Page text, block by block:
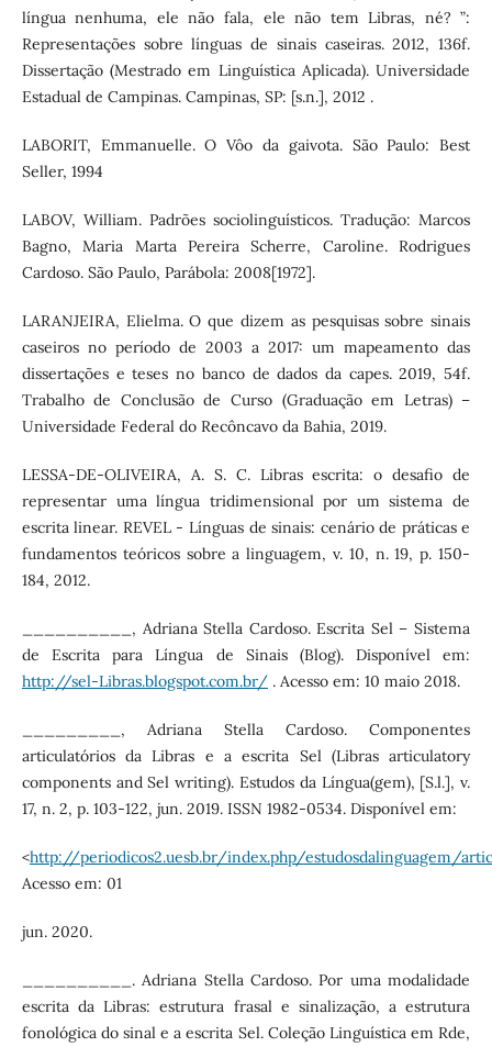
língua nenhuma, ele não fala, ele não tem Libras, né? ”:
Representações sobre línguas de sinais caseiras. 2012, 136f.
Dissertação (Mestrado em Linguística Aplicada). Universidade
Estadual de Campinas. Campinas, SP: [s.n.], 2012 .
LABORIT, Emmanuelle. O Vôo da gaivota. São Paulo: Best
Seller, 1994
LABOV, William. Padrões sociolinguísticos. Tradução: Marcos
Bagno, Maria Marta Pereira Scherre, Caroline. Rodrigues
Cardoso. São Paulo, Parábola: 2008[1972].
LARANJEIRA, Elielma. O que dizem as pesquisas sobre sinais
caseiros no período de 2003 a 2017: um mapeamento das
dissertações e teses no banco de dados da capes. 2019, 54f.
Trabalho de Conclusão de Curso (Graduação em Letras) –
Universidade Federal do Recôncavo da Bahia, 2019.
LESSA-DE-OLIVEIRA, A. S. C. Libras escrita: o desafio de
representar uma língua tridimensional por um sistema de
escrita linear. REVEL - Línguas de sinais: cenário de práticas e
fundamentos teóricos sobre a linguagem, v. 10, n. 19, p. 150-
184, 2012.
__________, Adriana Stella Cardoso. Escrita Sel – Sistema
de Escrita para Língua de Sinais (Blog). Disponível em:
http://sel-Libras.blogspot.com.br/. Acesso em: 10 maio 2018.
_________, Adriana Stella Cardoso. Componentes
articulatórios da Libras e a escrita Sel (Libras articulatory
components and Sel writing). Estudos da Língua(gem), [S.l.], v.
17, n. 2, p. 103-122, jun. 2019. ISSN 1982-0534. Disponível em:
<http://periodicos2.uesb.br/index.php/estudosdalinguagem/
Acesso em: 01
jun. 2020.
__________. Adriana Stella Cardoso. Por uma modalidade
escrita da Libras: estrutura frasal e sinalização, a estrutura
fonológica do sinal e a escrita Sel. Coleção Linguística em Rde,